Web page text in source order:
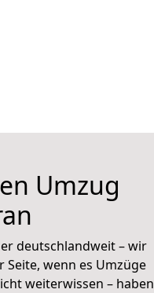
Umzug
deutschlandweit – wir
Seite, wenn es Umzüge
weiterwissen – haben